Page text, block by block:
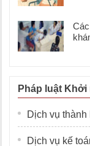
Pháp luật Khởi
Dịch vụ thành
Dịch vụ kế